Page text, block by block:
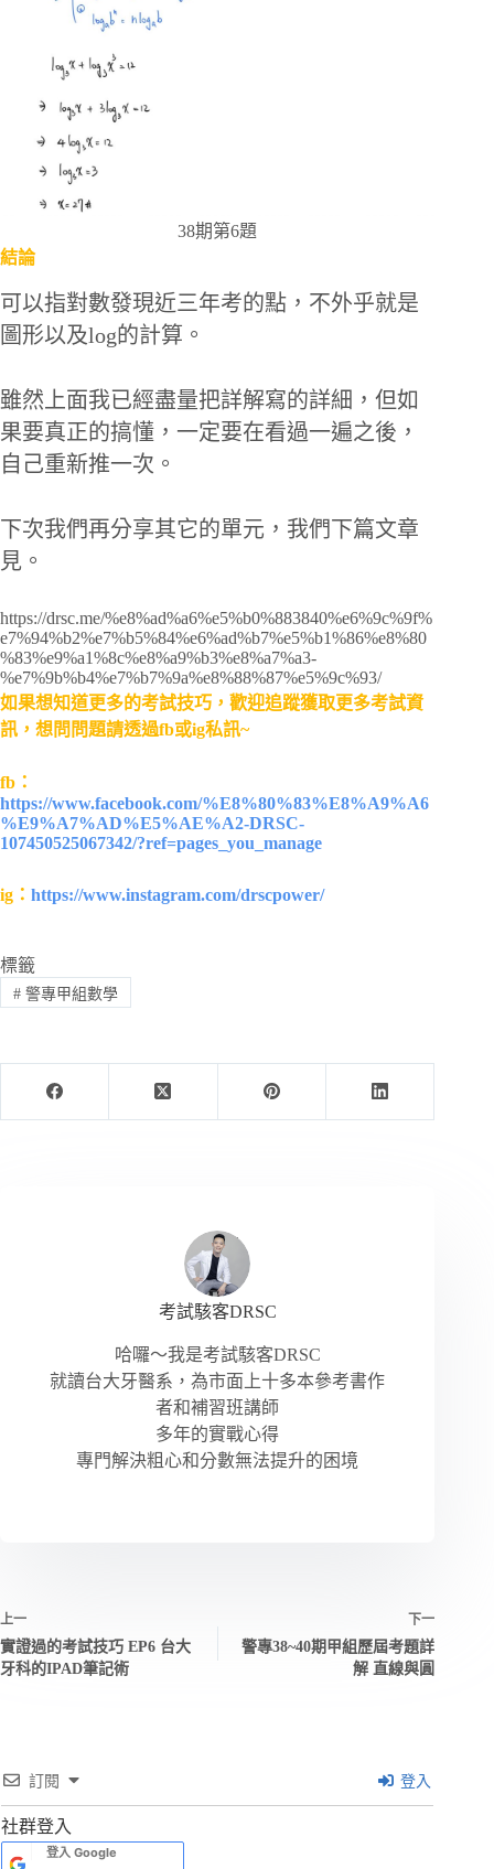
38期第6題
結論
可以指對數發現近三年考的點，不外乎就是
圖形以及log的計算。
雖然上面我已經盡量把詳解寫的詳細，但如
果要真正的搞懂，一定要在看過一遍之後，
自己重新推一次。
下次我們再分享其它的單元，我們下篇文章
見。
https://drsc.me/%e8%ad%a6%e5%b0%883840%e6%9c%9f%
e7%94%b2%e7%b5%84%e6%ad%b7%e5%b1%86%e8%80
%83%e9%a1%8c%e8%a9%b3%e8%a7%a3-
%e7%9b%b4%e7%b7%9a%e8%88%87%e5%9c%93/
如果想知道更多的考試技巧，歡迎追蹤獲取更多考試資
訊，想問問題請透過fb或ig私訊~
fb：
https://www.facebook.com/%E8%80%83%E8%A9%A6
%E9%A7%AD%E5%AE%A2-DRSC-
107450525067342/?ref=pages_you_manage
ig： https://www.instagram.com/drscpower/
標籤
#警專甲組數學
考試駭客DRSC
哈囉～我是考試駭客DRSC
就讀台大牙醫系，為市面上十多本參考書作
者和補習班講師
多年的實戰心得
專門解決粗心和分數無法提升的困境
上一
實證過的考試技巧 EP6 台大
牙科的IPAD筆記術
下一
警專38~40期甲組歷屆考題詳
解 直線與圓
訂閱 登入
社群登入
登入 Google